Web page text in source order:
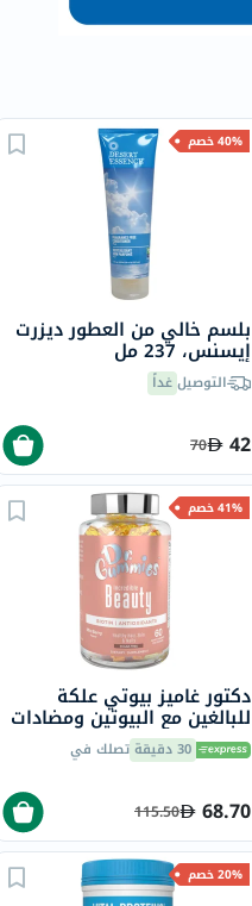
40% خصم
بلسم خالي من العطور ديزرت
إيسنس، 237 مل
التوصيلغداً
42
70
41% خصم
دكتور غاميز بيوتي علكة
للبالغين مع البيوتين ومضادات
الأكسدة، حزمة من 60
30 دقيقة تصلك في
68.70
115.50
20% خصم